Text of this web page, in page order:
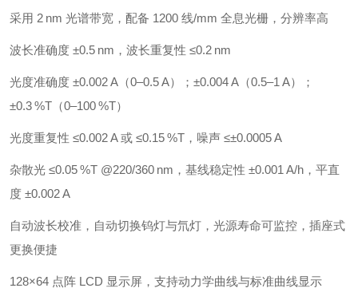
采用 2 nm 光谱带宽，配备 1200 线/mm 全息光栅，分辨率高
波长准确度 ±0.5 nm，波长重复性 ≤0.2 nm
光度准确度 ±0.002 A（0–0.5 A）；±0.004 A（0.5–1 A）；
±0.3 %T（0–100 %T）
光度重复性 ≤0.002 A 或 ≤0.15 %T，噪声 ≤±0.0005 A
杂散光 ≤0.05 %T @220/360 nm，基线稳定性 ±0.001 A/h，平直
度 ±0.002 A
自动波长校准，自动切换钨灯与氘灯，光源寿命可监控，插座式
更换便捷
128×64 点阵 LCD 显示屏，支持动力学曲线与标准曲线显示